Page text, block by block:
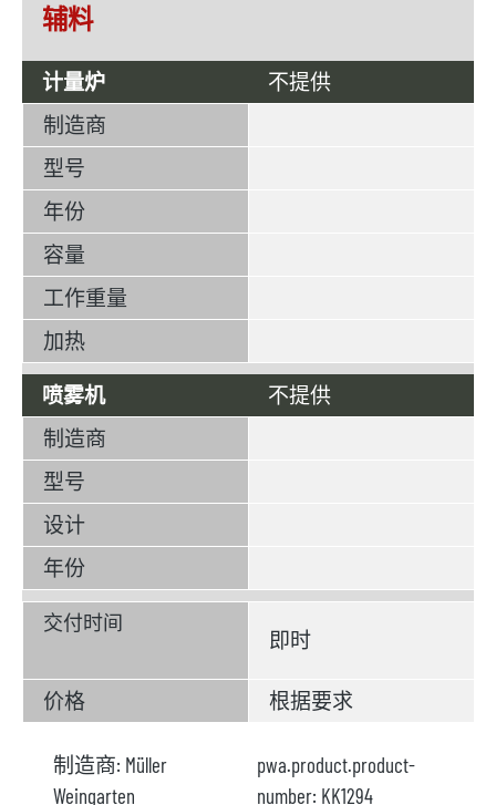
辅料
计量炉
不提供
制造商
型号
年份
容量
工作重量
加热
喷雾机
不提供
制造商
型号
设计
年份
交付时间
即时
价格 根据要求
制造商: Müller
Weingarten
pwa.product.product-
number: KK1294